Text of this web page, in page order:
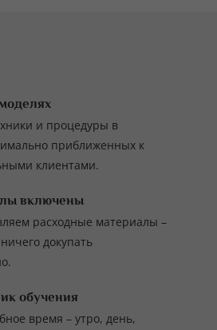
и процедуры в
приближенных к
клиентами.
включены
расходные материалы –
докупать
обучения
время – утро, день,